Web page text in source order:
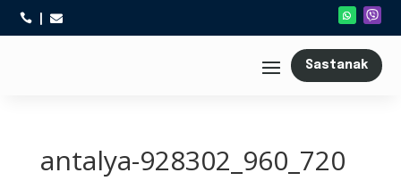
 
Sastanak
antalya-928302_960_720